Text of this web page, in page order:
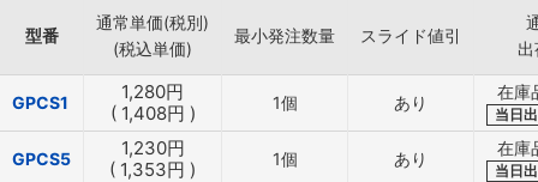
型番
通常単価(税別)
(税込単価)
最小発注数量 スライド値引
GPCS1 1,280円
( 1,408円 ) 1個 あり
在庫
当日
GPCS5 1,230円
( 1,353円 ) 1個 あり
在庫
当日